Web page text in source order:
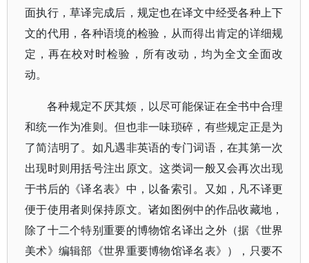
面执行，草译完成后，规定也在译文中经受各种上下
文的代用，各种语境的检验，从而得出肯定的详细规
定，再在校对时检验，所有改动，均为全文全面改
动。
各种规定不厌其烦，以尽可能保证在全书中合理
和统一作为准则。但也非一味琐碎，有些规定正是为
了简洁明了。如凡遇非英语的专门词语，在其第一次
出现时则用括号注出原文。这类词一般又会再次出现
于书后的《译名表》中，以备索引。又如，凡不译更
便于使用者则保持原文。诸如图例中的作品收藏地，
除了十二个特别重要的博物馆名译出之外（据《世界
美术》编辑部《世界重要博物馆译名表》），只要不